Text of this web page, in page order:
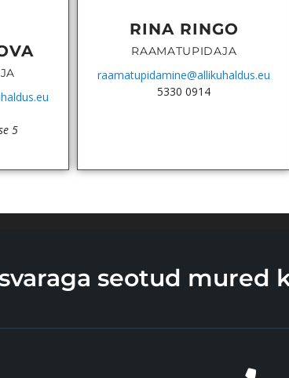
5
RINA RINGO
RAAMATUPIDAJA
raamatupidamine@allikuhaldus.eu
5330 0914
seotud mured